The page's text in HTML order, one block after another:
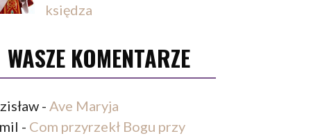
księdza
WASZE KOMENTARZE
- Ave Maryja
- Com przyrzekł Bogu przy